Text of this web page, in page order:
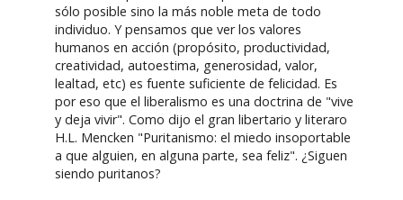
sólo posible sino la más noble meta de todo
individuo. Y pensamos que ver los valores
humanos en acción (propósito, productividad,
creatividad, autoestima, generosidad, valor,
lealtad, etc) es fuente suficiente de felicidad. Es
por eso que el liberalismo es una doctrina de "vive
y deja vivir". Como dijo el gran libertario y literaro
H.L. Mencken "Puritanismo: el miedo insoportable
a que alguien, en alguna parte, sea feliz". ¿Siguen
siendo puritanos?